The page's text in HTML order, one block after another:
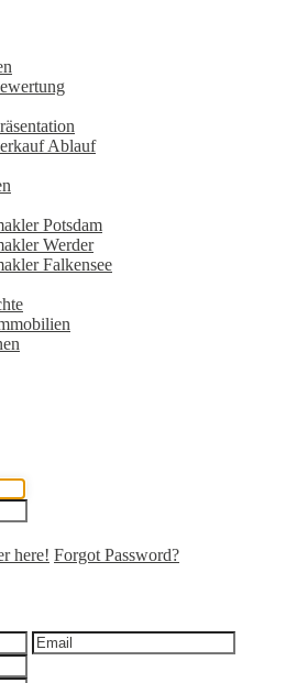
Ablauf
Potsdam
Werder
Falkensee
here! Forgot Password?